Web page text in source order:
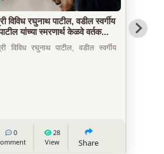
विविध रघुनाथ पाटील, वडील स्वर्गीय
यांच्या स्मरणार्थ केळवे वर्तक...
विविध रघुनाथ पाटील, वडील स्वर्गीय
0
28
View
Share